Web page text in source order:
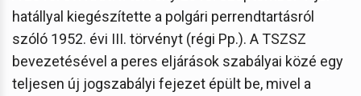
hatállyal kiegészítette a polgári perrendtartásról
szóló 1952. évi III. törvényt (régi Pp.). A TSZSZ
bevezetésével a peres eljárások szabályai közé egy
teljesen új jogszabályi fejezet épült be, mivel a